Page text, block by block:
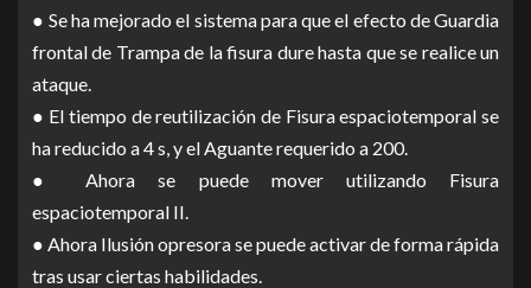
● Se ha mejorado el sistema para que el efecto de Guardia
frontal de Trampa de la fisura dure hasta que se realice un
ataque.
● El tiempo de reutilización de Fisura espaciotemporal se
ha reducido a 4 s, y el Aguante requerido a 200.
● Ahora se puede mover utilizando Fisura
espaciotemporal II.
● Ahora Ilusión opresora se puede activar de forma rápida
tras usar ciertas habilidades.